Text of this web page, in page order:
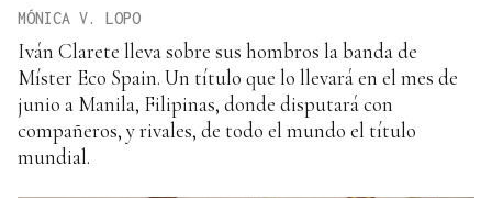
MÓNICA V. LOPO
Iván Clarete lleva sobre sus hombros la banda de
Míster Eco Spain. Un título que lo llevará en el mes de
junio a Manila, Filipinas, donde disputará con
compañeros, y rivales, de todo el mundo el título
mundial.